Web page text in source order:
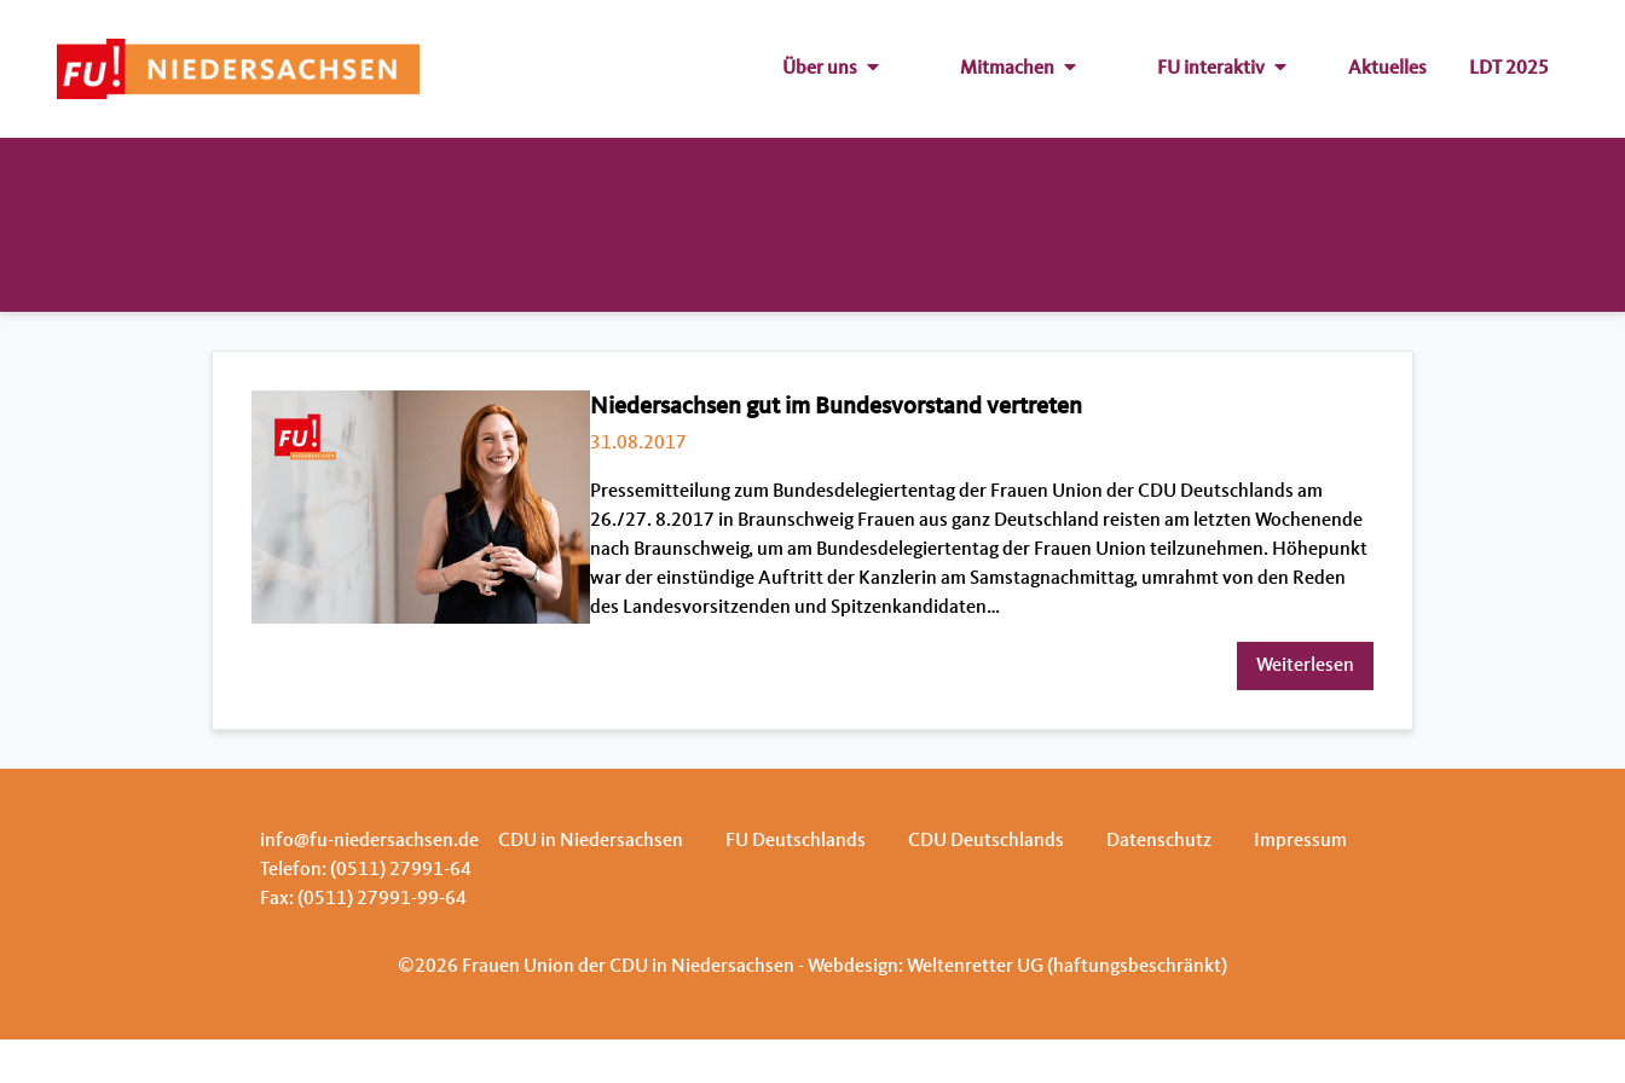
Über uns Mitmachen FU interaktiv Aktuelles LDT 2025
Niedersachsen gut im Bundesvorstand vertreten
31.08.2017
Pressemitteilung zum Bundesdelegiertentag der Frauen Union der CDU Deutschlands am
26./27. 8.2017 in Braunschweig Frauen aus ganz Deutschland reisten am letzten Wochenende
nach Braunschweig, um am Bundesdelegiertentag der Frauen Union teilzunehmen. Höhepunkt
war der einstündige Auftritt der Kanzlerin am Samstagnachmittag, umrahmt von den Reden
des Landesvorsitzenden und Spitzenkandidaten…
Weiterlesen
info@fu-niedersachsen.de
Telefon: (0511) 27991-64
Fax: (0511) 27991-99-64
CDU in Niedersachsen FU Deutschlands CDU Deutschlands Datenschutz Impressum
©2026 Frauen Union der CDU in Niedersachsen - Webdesign: Weltenretter UG (haftungsbeschränkt)